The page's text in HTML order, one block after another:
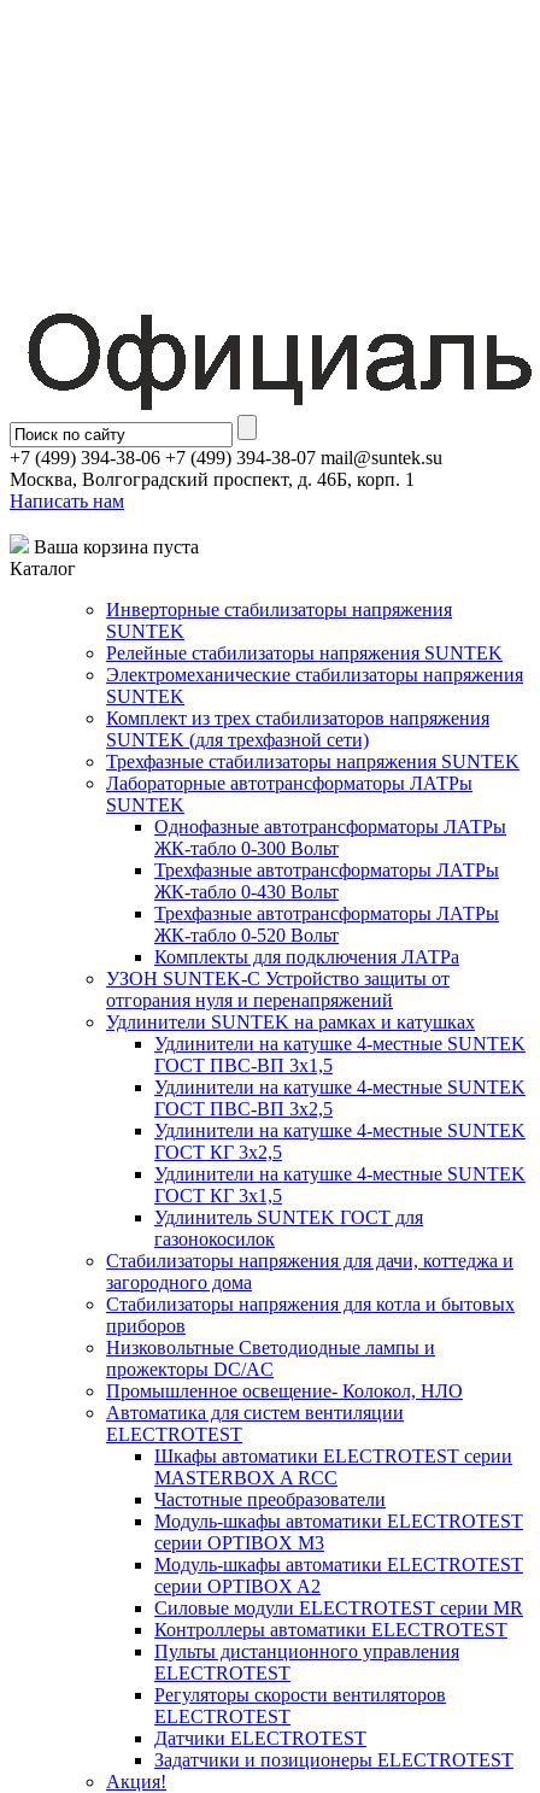
+7 (499) 394-38-06 +7 (499) 394-38-07 mail@suntek.su
Москва, Волгоградский проспект, д. 46Б, корп. 1
Написать нам
Ваша корзина пуста
Каталог
Инверторные стабилизаторы напряжения
SUNTEK
Релейные стабилизаторы напряжения SUNTEK
Электромеханические стабилизаторы напряжения
SUNTEK
Комплект из трех стабилизаторов напряжения
SUNTEK (для трехфазной сети)
Трехфазные стабилизаторы напряжения SUNTEK
Лабораторные автотрансформаторы ЛАТРы
SUNTEK
Однофазные автотрансформаторы ЛАТРы
ЖК-табло 0-300 Вольт
Трехфазные автотрансформаторы ЛАТРы
ЖК-табло 0-430 Вольт
Трехфазные автотрансформаторы ЛАТРы
ЖК-табло 0-520 Вольт
Комплекты для подключения ЛАТРа
УЗОН SUNTEK-C Устройство защиты от
отгорания нуля и перенапряжений
Удлинители SUNTEK на рамках и катушках
Удлинители на катушке 4-местные SUNTEK
ГОСТ ПВС-ВП 3х1,5
Удлинители на катушке 4-местные SUNTEK
ГОСТ ПВС-ВП 3х2,5
Удлинители на катушке 4-местные SUNTEK
ГОСТ КГ 3х2,5
Удлинители на катушке 4-местные SUNTEK
ГОСТ КГ 3х1,5
Удлинитель SUNTEK ГОСТ для
газонокосилок
Стабилизаторы напряжения для дачи, коттеджа и
загородного дома
Стабилизаторы напряжения для котла и бытовых
приборов
Низковольтные Светодиодные лампы и
прожекторы DC/AC
Промышленное освещение- Колокол, НЛО
Автоматика для систем вентиляции
ELECTROTEST
Шкафы автоматики ELECTROTEST серии
MASTERBOX A RCC
Частотные преобразователи
Модуль-шкафы автоматики ELECTROTEST
серии OPTIBOX M3
Модуль-шкафы автоматики ELECTROTEST
серии OPTIBOX A2
Силовые модули ELECTROTEST серии MR
Контроллеры автоматики ELECTROTEST
Пульты дистанционного управления
ELECTROTEST
Регуляторы скорости вентиляторов
ELECTROTEST
Датчики ELECTROTEST
Задатчики и позиционеры ELECTROTEST
Акция!